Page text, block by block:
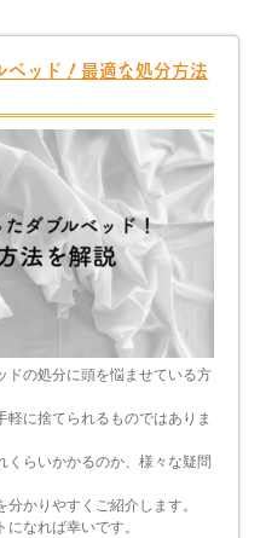
ベッド！最適な処分方法
ドの処分に頭を悩ませている方
に捨てられるものではありま
くらいかかるのか、様々な疑問
かりやすくご紹介します。
なれば幸いです。